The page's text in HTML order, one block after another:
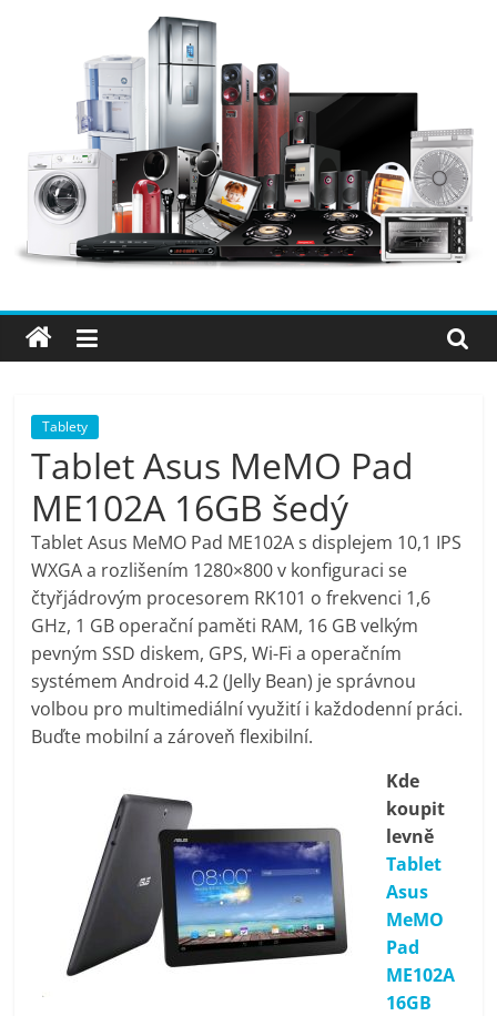
Elektro
OK
–
nejlepší
elektronika
porovnání,
pračky,
televize,
notebooky,
mobilní
telefony,
kávovary,
bazény
Nejlepší
elektronika
Tablety
Tablet Asus MeMO Pad
ME102A 16GB šedý
Tablet Asus MeMO Pad ME102A s displejem 10,1 IPS
WXGA a rozlišením 1280×800 v konfiguraci se
čtyřjádrovým procesorem RK101 o frekvenci 1,6
GHz, 1 GB operační paměti RAM, 16 GB velkým
pevným SSD diskem, GPS, Wi-Fi a operačním
systémem Android 4.2 (Jelly Bean) je správnou
volbou pro multimediální využití i každodenní práci.
Buďte mobilní a zároveň flexibilní.
Kde
koupit
levně
Tablet
Asus
MeMO
Pad
ME102A
16GB